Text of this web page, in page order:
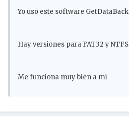
Yo uso este software GetDataBack
Hay versiones para FAT32 y NTFS
Me funciona muy bien a mi